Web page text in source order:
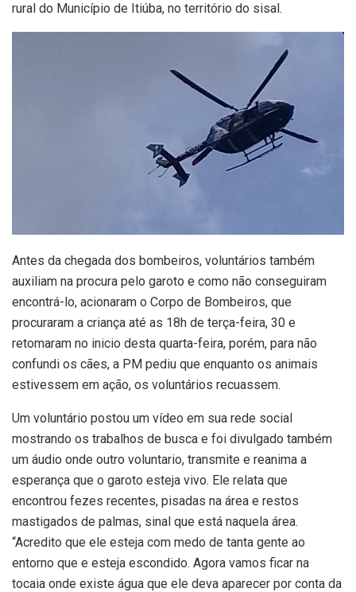
rural do Município de Itiúba, no território do sisal.
Antes da chegada dos bombeiros, voluntários também
auxiliam na procura pelo garoto e como não conseguiram
encontrá-lo, acionaram o Corpo de Bombeiros, que
procuraram a criança até as 18h de terça-feira, 30 e
retomaram no inicio desta quarta-feira, porém, para não
confundi os cães, a PM pediu que enquanto os animais
estivessem em ação, os voluntários recuassem.
Um voluntário postou um vídeo em sua rede social
mostrando os trabalhos de busca e foi divulgado também
um áudio onde outro voluntario, transmite e reanima a
esperança que o garoto esteja vivo. Ele relata que
encontrou fezes recentes, pisadas na área e restos
mastigados de palmas, sinal que está naquela área.
“Acredito que ele esteja com medo de tanta gente ao
entorno que e esteja escondido. Agora vamos ficar na
tocaia onde existe água que ele deva aparecer por conta da